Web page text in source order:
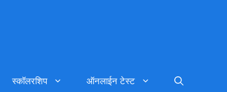
स्कॉलरशिप ऑनलाईन टेस्ट